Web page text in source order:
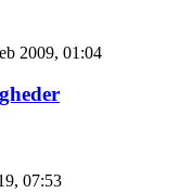
2009, 01:04
07:53